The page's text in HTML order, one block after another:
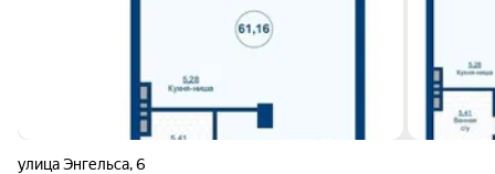
улица Энгельса,6